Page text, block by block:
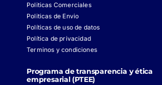
Politicas Comerciales
Politicas de Envio
Políticas de uso de datos
Política de privacidad
Terminos y condiciones
Programa de transparencia y ética
empresarial (PTEE)